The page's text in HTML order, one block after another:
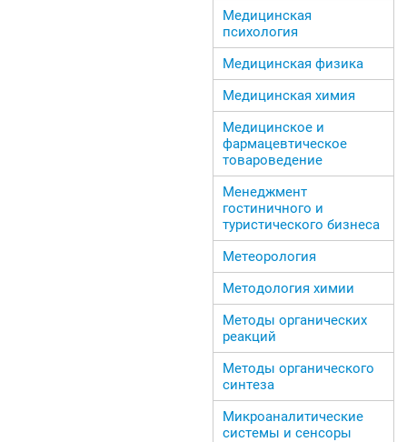
Медицинская
психология
Медицинская физика
Медицинская химия
Медицинское и
фармацевтическое
товароведение
Менеджмент
гостиничного и
туристического бизнеса
Метеорология
Методология химии
Методы органических
реакций
Методы органического
синтеза
Микроаналитические
системы и сенсоры